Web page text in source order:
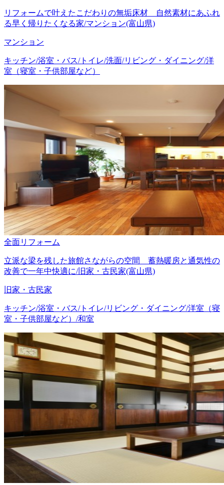
リフォームで叶えたこだわりの無垢床材 自然素材にあふれ
る早く帰りたくなる家/マンション(富山県)
マンション
キッチン/浴室・バス/トイレ/洗面/リビング・ダイニング/洋
室（寝室・子供部屋など）
全面リフォーム
立派な梁を残した旅館さながらの空間 蓄熱暖房と通気性の
改善で一年中快適に/旧家・古民家(富山県)
旧家・古民家
キッチン/浴室・バス/トイレ/リビング・ダイニング/洋室（寝
室・子供部屋など）/和室